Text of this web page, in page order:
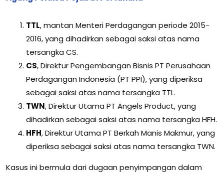
TTL, mantan Menteri Perdagangan periode 2015-
2016, yang dihadirkan sebagai saksi atas nama
tersangka CS.
CS, Direktur Pengembangan Bisnis PT Perusahaan
Perdagangan Indonesia (PT PPI), yang diperiksa
sebagai saksi atas nama tersangka TTL.
TWN, Direktur Utama PT Angels Product, yang
dihadirkan sebagai saksi atas nama tersangka HFH.
HFH, Direktur Utama PT Berkah Manis Makmur, yang
diperiksa sebagai saksi atas nama tersangka TWN.
Kasus ini bermula dari dugaan penyimpangan dalam